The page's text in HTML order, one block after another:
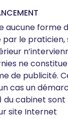
aucune forme
le praticien,
ne
de publicité.
cas un
cabinet sont
site Internet